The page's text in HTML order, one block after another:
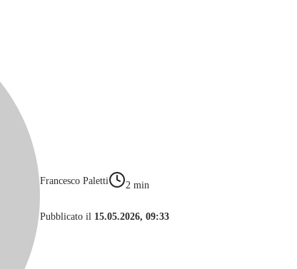
Francesco Paletti 2 min
Pubblicato il 15.05.2026, 09:33